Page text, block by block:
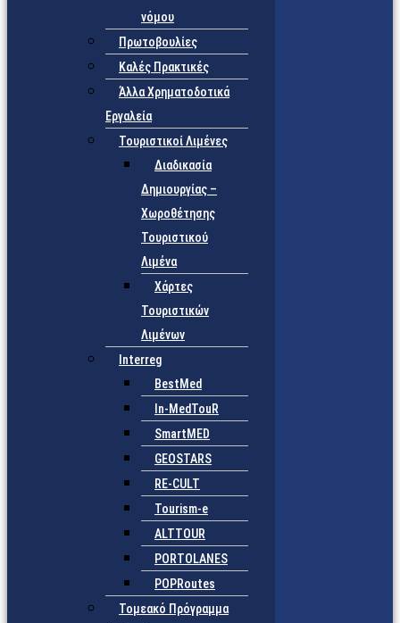
νόμου
Πρωτοβουλίες
Καλές Πρακτικές
Άλλα Χρηματοδοτικά
Εργαλεία
Τουριστικοί Λιμένες
Διαδικασία
Δημιουργίας –
Χωροθέτησης
Τουριστικού
Λιμένα
Χάρτες
Τουριστικών
Λιμένων
Interreg
BestMed
In-MedTouR
SmartMED
GEOSTARS
RE-CULT
Tourism-e
ALTTOUR
PORTOLANES
POPRoutes
Τομεακό Πρόγραμμα